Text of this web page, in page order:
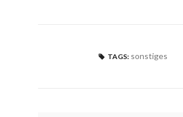
TAGS: sonstiges